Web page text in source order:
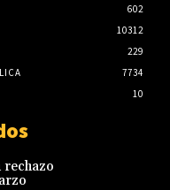
602
10312
229
7734
10
rechazo